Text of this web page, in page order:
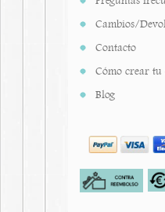
Cambios/
Contacto
Cómo crear tu
Blog